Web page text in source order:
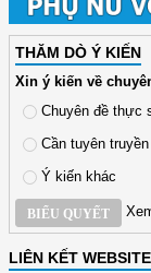
THĂM DÒ Ý KIẾN
Xin ý kiến về
Chuyên đề thực
Cần tuyên
Ý kiến khác
BIỂU QUYẾT
LIÊN KẾT WEBSITE